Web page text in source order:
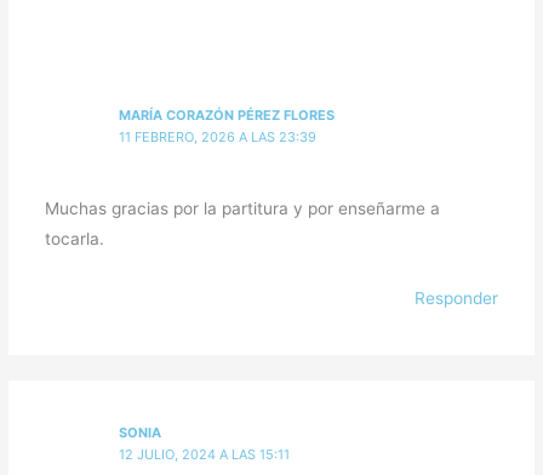
MARÍA CORAZÓN PÉREZ FLORES
11 FEBRERO, 2026 A LAS 23:39
Muchas gracias por la partitura y por enseñarme a
tocarla.
Responder
SONIA
12 JULIO, 2024 A LAS 15:11